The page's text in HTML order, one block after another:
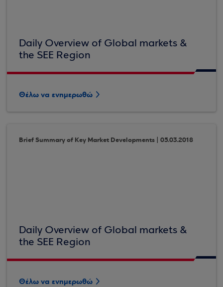
Daily Overview of Global markets &
the SEE Region
Θέλω να ενημερωθώ
Brief Summary of Key Market Developments | 05.03.2018
Daily Overview of Global markets &
the SEE Region
Θέλω να ενημερωθώ